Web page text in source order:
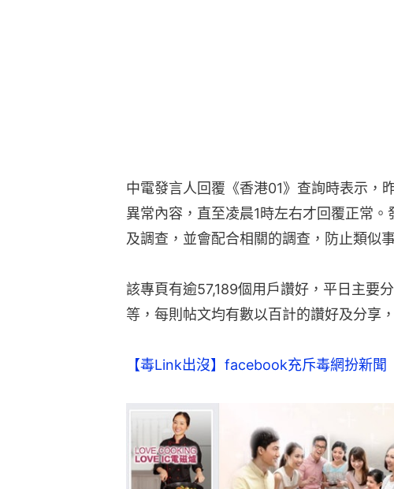
中電發言人回覆《香港01》查詢時表示，
異常內容，直至凌晨1時左右才回覆正常
及調查，並會配合相關的調查，防止類似
該專頁有逾57,189個用戶讚好，平日主要
等，每則帖文均有數以百計的讚好及分享
【毒Link出沒】facebook充斥毒網扮新聞